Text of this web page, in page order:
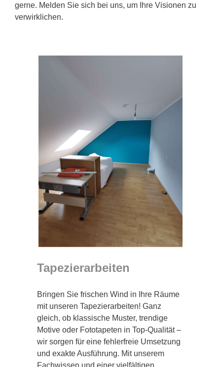
gerne. Melden Sie sich bei uns, um Ihre Visionen zu
verwirklichen.
Tapezierarbeiten
Bringen Sie frischen Wind in Ihre Räume
mit unseren Tapezierarbeiten! Ganz
gleich, ob klassische Muster, trendige
Motive oder Fototapeten in Top-Qualität –
wir sorgen für eine fehlerfreie Umsetzung
und exakte Ausführung. Mit unserem
Fachwissen und einer vielfältigen